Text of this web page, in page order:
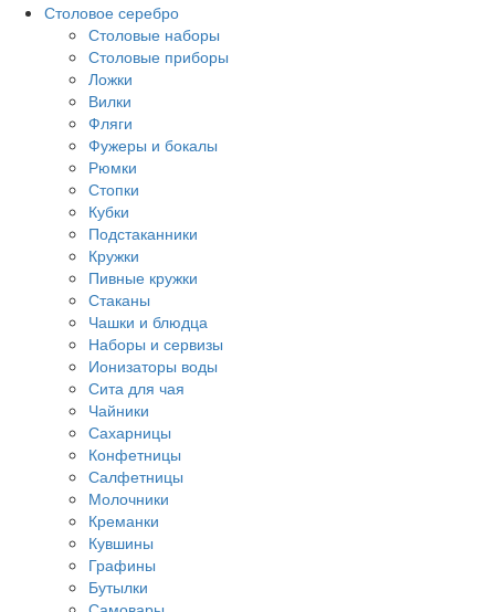
Столовое серебро
Столовые наборы
Столовые приборы
Ложки
Вилки
Фляги
Фужеры и бокалы
Рюмки
Стопки
Кубки
Подстаканники
Кружки
Пивные кружки
Стаканы
Чашки и блюдца
Наборы и сервизы
Ионизаторы воды
Сита для чая
Чайники
Сахарницы
Конфетницы
Салфетницы
Молочники
Креманки
Кувшины
Графины
Бутылки